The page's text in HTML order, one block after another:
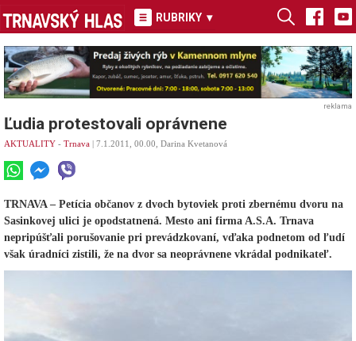
RUBRIKY ▾
reklama
Ľudia protestovali oprávnene
AKTUALITY - Trnava | 7.1.2011, 00.00, Darina Kvetanová
TRNAVA – Petícia občanov z dvoch bytoviek proti zbernému dvoru na
Sasinkovej ulici je opodstatnená. Mesto ani firma A.S.A. Trnava
nepripúšťali porušovanie pri prevádzkovaní, vďaka podnetom od ľudí
však úradníci zistili, že na dvor sa neoprávnene vkrádal podnikateľ.